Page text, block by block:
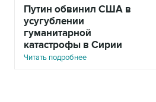
Путин обвинил США в
усугублении
гуманитарной
катастрофы в Сирии
Читать подробнее